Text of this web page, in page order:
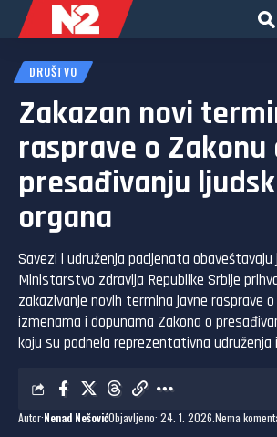
DRUŠTVO
Zakazan novi
rasprave o Zakonu
presađivanju
organa
Savezi i udruženja pacijenata
Ministarstvo zdravlja Republike Srbije
zakazivanje novih termina javne rasprave
izmenama i dopunama Zakona o
koju su podnela reprezentativna udruženja
Autor:Nenad NešovićObjavljeno: 24. 1. 2026. Nema